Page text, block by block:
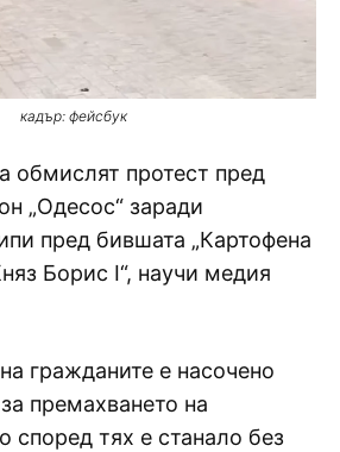
кадър: фейсбук
обмислят протест пред
„Одесос“ заради
пред бившата „Картофена
Борис I“, научи медия
гражданите е насочено
премахването на
според тях е станало без